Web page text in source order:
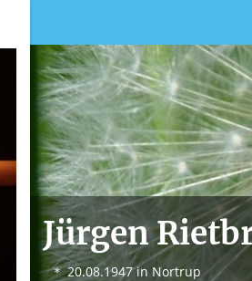
Jürgen
＊ 20.08.1947in Nortrup